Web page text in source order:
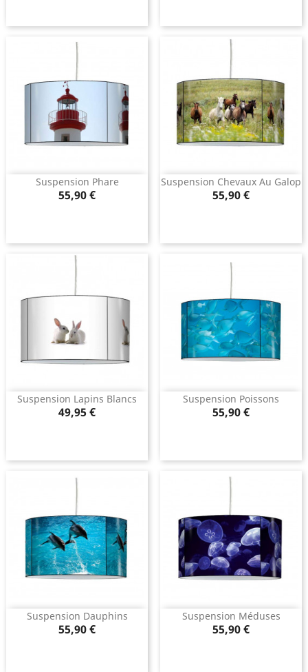
Suspension Phare
Prix
55,90 €
Suspension Chevaux Au Galop
Prix
55,90 €
Suspension Lapins Blancs
Prix
49,95 €
Suspension Poissons
Prix
55,90 €
Suspension Dauphins
Prix
55,90 €
Suspension Méduses
Prix
55,90 €